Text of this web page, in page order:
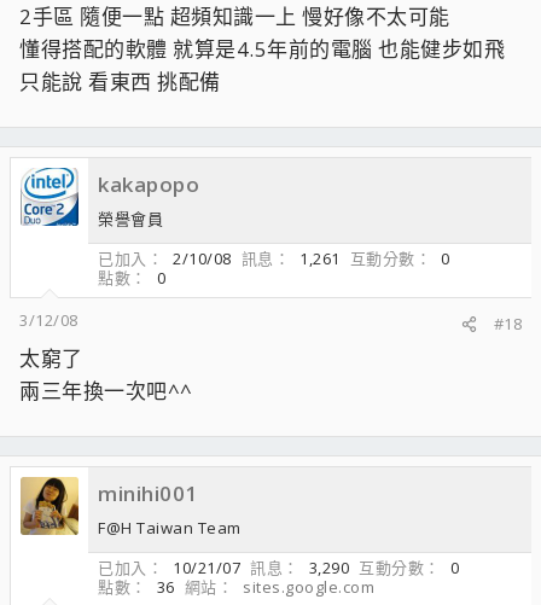
2手區 隨便一點 超頻知識一上 慢好像不太可能
懂得搭配的軟體 就算是4.5年前的電腦 也能健步如飛
只能說 看東西 挑配備
kakapopo
榮譽會員
已加入
2/10/08 訊息 1,261 互動分數
0
點數
0
3/12/08
#18
太窮了
兩三年換一次吧^^
minihi001
F@H Taiwan Team
已加入
10/21/07 訊息 3,290 互動分數
0
點數
36 網站
sites.google.com